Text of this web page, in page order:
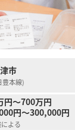
市
豊本線)
円～700万円
円～300,000円
よる